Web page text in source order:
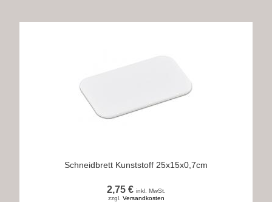
Schneidbrett Kunststoff 25x15x0,7cm
2,75 € inkl. MwSt.
zzgl. Versandkosten